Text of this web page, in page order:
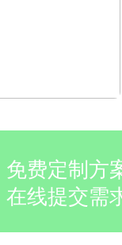
免费定制方
在线提交需